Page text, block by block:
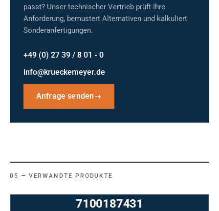
passt? Unser technischer Vertrieb prüft Ihre
Anforderung, bemustert Alternativen und kalkuliert
Sonderanfertigungen.
+49 (0) 27 39 / 8 01 - 0
info@krueckemeyer.de
Anfrage senden→
VERWANDTE PRODUKTE
7100187431